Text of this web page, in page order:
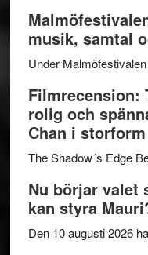
musik, samtal
Under
Filmrecension:
rolig och
Chan i storform
The Shadow´s Edge
Nu börjar valet
kan styra
Den 10 augusti 2026